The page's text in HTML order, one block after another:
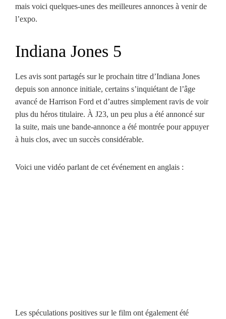
mais voici quelques-unes des meilleures annonces à venir de
l’expo.
Indiana Jones 5
Les avis sont partagés sur le prochain titre d’Indiana Jones
depuis son annonce initiale, certains s’inquiétant de l’âge
avancé de Harrison Ford et d’autres simplement ravis de voir
plus du héros titulaire. À J23, un peu plus a été annoncé sur
la suite, mais une bande-annonce a été montrée pour appuyer
à huis clos, avec un succès considérable.
Voici une vidéo parlant de cet événement en anglais :
Les spéculations positives sur le film ont également été